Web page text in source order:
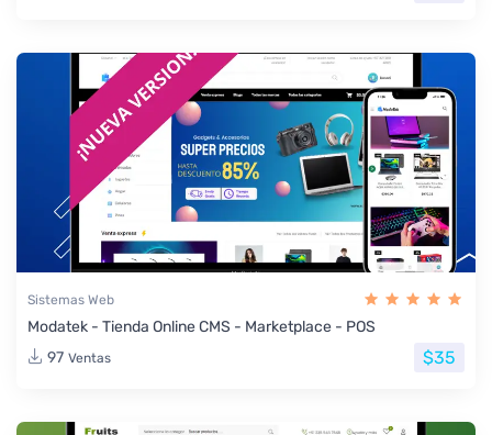
Sistemas Web
Modatek - Tienda Online CMS - Marketplace - POS
97 Ventas $35